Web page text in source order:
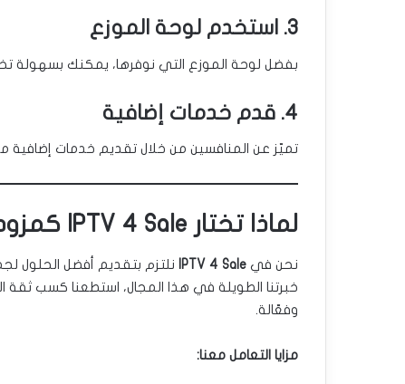
3. استخدم لوحة الموزع
بفضل لوحة الموزع التي نوفرها، يمكنك بسهولة
4. قدم خدمات إضافية
تميّز عن المنافسين من خلال تقديم خدمات إضافية
لماذا تختار IPTV 4 Sale كمزودك؟
نحن في IPTV 4 Sale نلتزم بتقديم أفضل الحلول
خبرتنا الطويلة في هذا المجال، استطعنا كسب
وفعّالة.
مزايا التعامل معنا: